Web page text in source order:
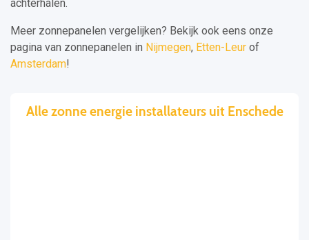
achterhalen.
Meer zonnepanelen vergelijken? Bekijk ook eens onze
pagina van zonnepanelen in Nijmegen, Etten-Leur of
Amsterdam!
Alle zonne energie installateurs uit Enschede